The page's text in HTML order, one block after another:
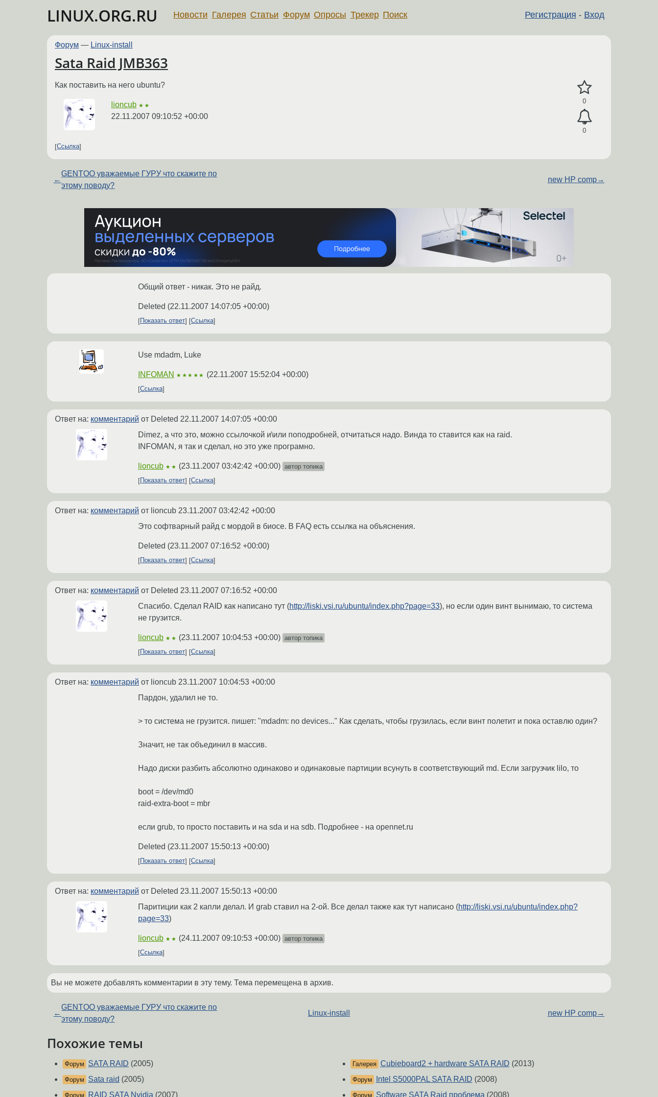
LINUX.ORG.RU Регистрация - Вход
Новости Галерея Статьи Форум Опросы Трекер Поиск
Форум — Linux-install
Sata Raid JMB363
0
0
Как поставить на него ubuntu?
lioncub ★★
22.11.2007 09:10:52 +00:00
Ссылка
←
GENTOO уважаемые ГУРУ что скажите по
этому поводу?
new HP comp→
Общий ответ - никак. Это не райд.
Deleted (22.11.2007 14:07:05 +00:00)
Показать ответ Ссылка
Use mdadm, Luke
INFOMAN ★★★★★ (22.11.2007 15:52:04 +00:00)
Ссылка
Ответ на: комментарий от Deleted 22.11.2007 14:07:05 +00:00
Dimez, а что это, можно ссылочкой и\или поподробней, отчитаться надо. Винда то ставится как на raid.
INFOMAN, я так и сделал, но это уже програмно.
lioncub ★★ (23.11.2007 03:42:42 +00:00) автор топика
Показать ответ
Ссылка
Ответ на: комментарий от lioncub 23.11.2007 03:42:42 +00:00
Это софтварный райд с мордой в биосе. В FAQ есть ссылка на объяснения.
Deleted (23.11.2007 07:16:52 +00:00)
Показать ответ Ссылка
Ответ на: комментарий от Deleted 23.11.2007 07:16:52 +00:00
Спасибо. Сделал RAID как написано тут (http://liski.vsi.ru/ubuntu/index.php?page=33), но если один винт вынимаю, то система
не грузится.
lioncub ★★ (23.11.2007 10:04:53 +00:00) автор топика
Показать ответ
Ссылка
Ответ на: комментарий от lioncub 23.11.2007 10:04:53 +00:00
Пардон, удалил не то.
> то система не грузится. пишет: "mdadm: no devices..." Как сделать, чтобы грузилась, если винт полетит и пока оставлю один?
Значит, не так объединил в массив.
Надо диски разбить абсолютно одинаково и одинаковые партиции всунуть в соответствующий md. Если загрузчик lilo, то
boot = /dev/md0
raid-extra-boot = mbr
если grub, то просто поставить и на sda и на sdb. Подробнее - на opennet.ru
Deleted (23.11.2007 15:50:13 +00:00)
Показать ответ Ссылка
Ответ на: комментарий от Deleted 23.11.2007 15:50:13 +00:00
Паритиции как 2 капли делал. И grab ставил на 2-ой. Все делал также как тут написано (http://liski.vsi.ru/ubuntu/index.php?
page=33)
lioncub ★★ (24.11.2007 09:10:53 +00:00) автор топика
Ссылка
Вы не можете добавлять комментарии в эту тему. Тема перемещена в архив.
←
GENTOO уважаемые ГУРУ что скажите по
этому поводу?
Linux-install new HP comp→
Похожие темы
Форум SATA RAID (2005)
Форум Sata raid (2005)
Форум RAID SATA Nvidia (2007)
Галерея Cubieboard2 + hardware SATA RAID (2013)
Форум Intel S5000PAL SATA RAID (2008)
Форум Software SATA Raid проблема (2008)